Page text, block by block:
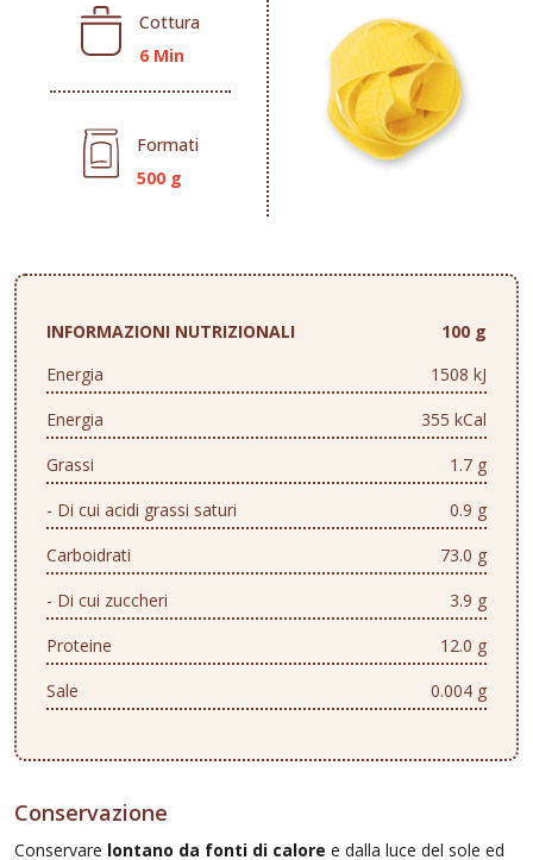
Cottura
6 Min
Formati
500 g
INFORMAZIONI NUTRIZIONALI
100 g
Energia
1508 kJ
Energia
355 kCal
Grassi
1.7 g
- Di cui acidi grassi saturi
0.9 g
Carboidrati
73.0 g
- Di cui zuccheri
3.9 g
Proteine
12.0 g
Sale
0.004 g
Conservazione
Conservare lontano da fonti di calore e dalla luce del sole ed